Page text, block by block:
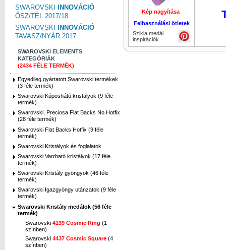
SWAROVSKI
INNOVÁCIÓ
ŐSZ/TÉL 2017/18
SWAROVSKI
INNOVÁCIÓ
TAVASZ/NYÁR 2017
SWAROVSKI ELEMENTS
KATEGÓRIÁK
(2434 FÉLE TERMÉK)
Egyedileg gyártatott Swarovski termékek
(3 féle termék)
Swarovski Kúposhátú kristályok (9 féle
termék)
Swarovski, Preciosa Flat Backs No Hotfix
(28 féle termék)
Swarovski Flat Backs Hotfix (9 féle
termék)
Swarovski Kristályok és foglalatok
Swarovski Varrható kristályok (17 féle
termék)
Swarovski Kristály gyöngyök (46 féle
termék)
Swarovski Igazgyöngy utánzatok (9 féle
termék)
Swarovski Kristály medálok (56 féle
termék)
Swarovski 4139 Cosmic Ring (1
színben)
Swarovski 4437 Cosmic Square (4
színben)
Kép nagyítása
Kép
Felhasználási ötletek
Szikla medál
inspirációk